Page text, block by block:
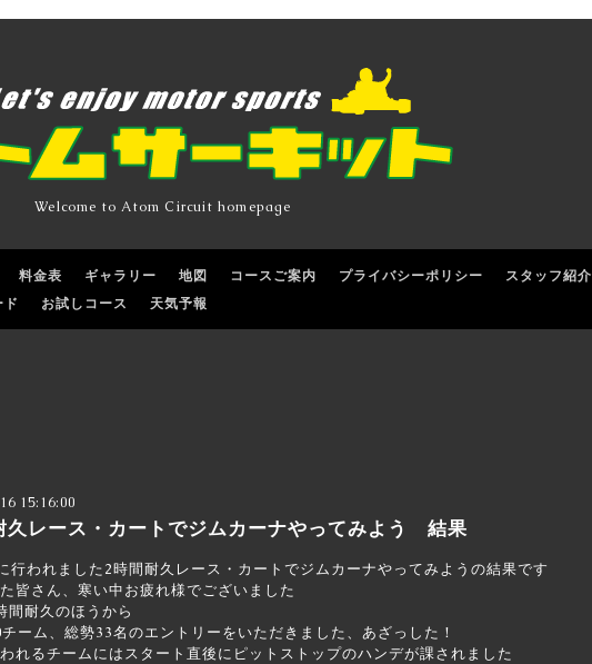
Welcome to Atom Circuit homepage
料金表 ギャラリー 地図 コースご案内 プライバシーポリシー
スタッフ紹介
お試しコース 天気予報
15:16:00
久レース・カートでジムカーナやってみよう 結果
行われました2時間耐久レース・カートでジムカーナやってみようの結果です
皆さん、寒い中お疲れ様でございました
間耐久のほうから
ーム、総勢33名のエントリーをいただきました、あざっした！
れるチームにはスタート直後にピットストップのハンデが課されました